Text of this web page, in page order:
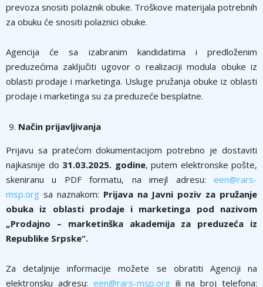
prevoza snositi polaznik obuke. Troškove materijala potrebnih
za obuku će snositi polaznici obuke.
Agencija će sa izabranim kandidatima i predloženim
preduzećima zaklјučiti ugovor o realizaciji modula obuke iz
oblasti prodaje i marketinga. Usluge pružanja obuke iz oblasti
prodaje i marketinga su za preduzeće besplatne.
Način prijavlјivanja
Prijavu sa pratećom dokumentacijom potrebno je dostaviti
najkasnije do 31.03.2025. godine, putem elektronske pošte,
skeniranu u PDF formatu, na imejl adresu: een@rars-
msp.org sa naznakom: Prijava na Javni poziv za pružanje
obuka iz oblasti prodaje i marketinga pod nazivom
„Prodajno – marketinška akademija za preduzeća iz
Republike Srpske“.
Za detalјnije informacije možete se obratiti Agenciji na
elektronsku adresu: een@rars-msp.org ili na broj telefona: